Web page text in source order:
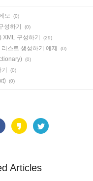
모 (0)
성하기 (0)
구성하기 (29)
스트 생성하기 예제 (0)
(0)
(0)
(0)
Articles